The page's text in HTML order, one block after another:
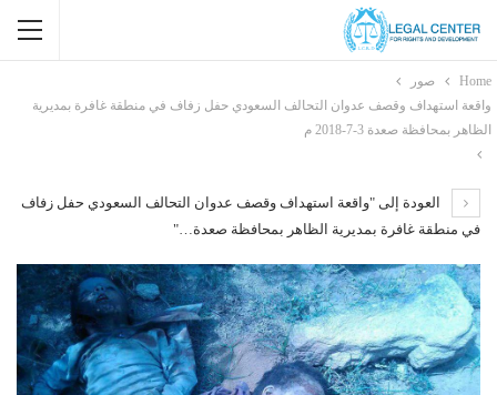
Home
صور
واقعة استهداف وقصف عدوان التحالف السعودي حفل زفاف في منطقة غافرة بمديرية
الظاهر بمحافظة صعدة 3-7-2018 م
العودة إلى "واقعة استهداف وقصف عدوان التحالف السعودي حفل زفاف
في منطقة غافرة بمديرية الظاهر بمحافظة صعدة…"